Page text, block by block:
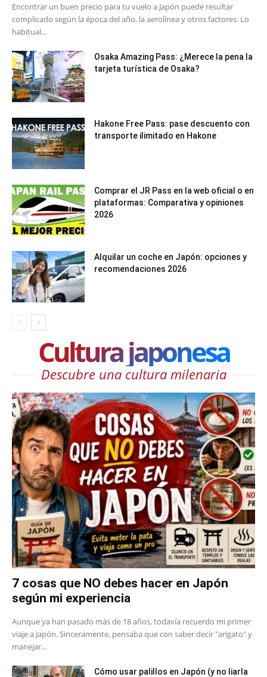
Encontrar un buen precio para tu vuelo a Japón puede resultar
complicado según la época del año, la aerolínea y otros factores. Lo
habitual...
Osaka Amazing Pass: ¿Merece la pena la
tarjeta turística de Osaka?
Hakone Free Pass: pase descuento con
transporte ilimitado en Hakone
Comprar el JR Pass en la web oficial o en
plataformas: Comparativa y opiniones
2026
Alquilar un coche en Japón: opciones y
recomendaciones 2026
Cultura japonesa
Descubre una cultura milenaria
7 cosas que NO debes hacer en Japón
según mi experiencia
Aunque ya han pasado más de 18 años, todavía recuerdo mi primer
viaje a Japón. Sinceramente, pensaba que con saber decir "arigato" y
manejar...
Cómo usar palillos en Japón (y no liarla